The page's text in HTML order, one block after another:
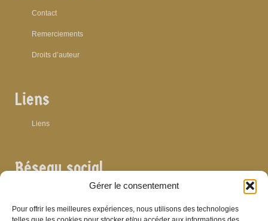
Gérer le consentement
Pour offrir les meilleures expériences, nous utilisons des technologies
Contact
Remerciements
Droits d’auteur
Liens
Liens
Réseau social